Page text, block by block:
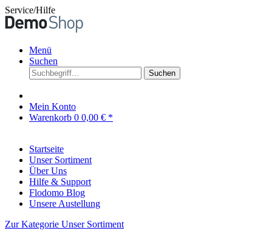
Service/Hilfe
Menü
Suchen
Suchen
Mein Konto
Warenkorb 0 0,00 € *
Startseite
Unser Sortiment
Über Uns
Hilfe & Support
Flodomo Blog
Unsere Austellung
Zur Kategorie Unser Sortiment